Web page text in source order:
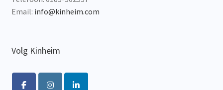
Email: info@kinheim.com
Volg Kinheim